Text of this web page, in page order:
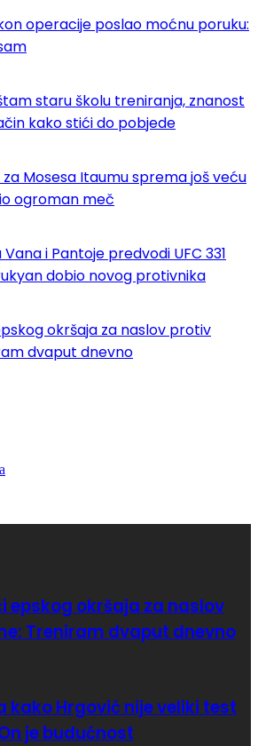
operacije poslao moćnu poruku:
staru školu treniranja, znanost
kako stići do pobjede
Mosesa Itaumu sprema još veću
ogroman meč
i Pantoje predvodi UFC 331
dobio novog protivnika
okršaja za naslov protiv
dvaput dnevno
epskog okršaja za naslov
Treniram dvaput dnevno
kako Hrgović nije veliki test
je budućnost